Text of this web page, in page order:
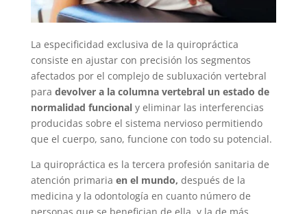
La especificidad exclusiva de la quiropráctica
consiste en ajustar con precisión los segmentos
afectados por el complejo de subluxación vertebral
para devolver a la columna vertebral un estado de
normalidad funcionaly eliminar las interferencias
producidas sobre el sistema nervioso permitiendo
que el cuerpo, sano, funcione con todo su potencial.
La quiropráctica es la tercera profesión sanitaria de
atención primaria en el mundo, después de la
medicina y la odontología en cuanto número de